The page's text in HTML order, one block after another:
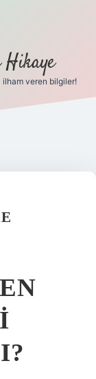
Hikaye
ilham veren bilgiler!